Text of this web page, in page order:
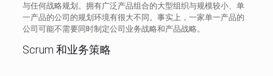
与任何战略规划。拥有广泛产品组合的大型组织与规模较小、单
一产品的公司的规划环境有很大不同。事实上，一家单一产品的
公司可能不需要同时制定公司业务战略和产品战略。
Scrum 和业务策略